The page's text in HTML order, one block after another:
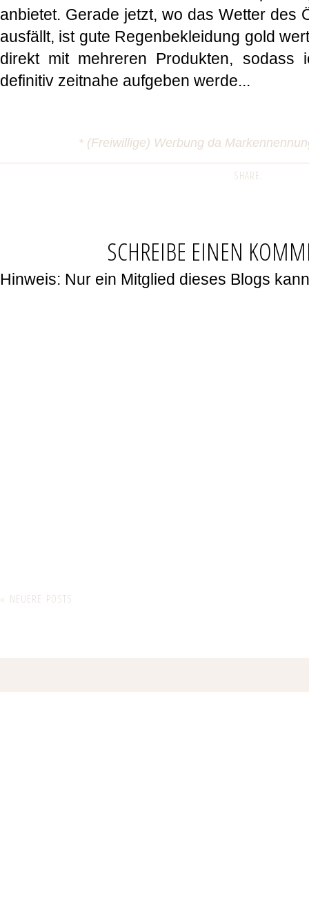
anbietet. Gerade jetzt, wo das Wetter des
ausfällt, ist gute Regenbekleidung gold
direkt mit mehreren Produkten, sodass
definitiv zeitnahe aufgeben werde...
* (Freiwillige) Werbung da
SHARE:
SCHREIBE EINEN
Hinweis: Nur ein Mitglied dieses Blogs
« NEUERE POSTS